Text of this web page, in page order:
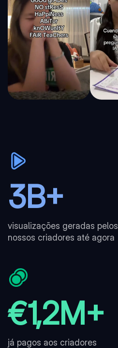
3B+
visualizações geradas pelos
nossos criadores até agora
€1,2M+
já pagos aos criadores